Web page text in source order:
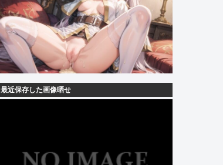
最近保存した画像晒せ